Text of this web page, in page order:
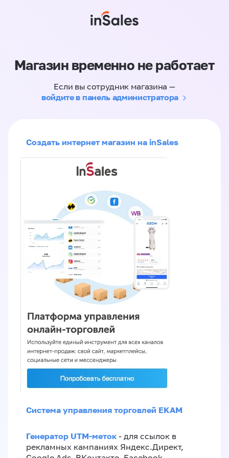
Магазин временно не работает
Если вы сотрудник магазина —
войдите в панель администратора
Создать интернет магазин на inSales
Система управления торговлей EKAM
Генератор UTM-меток - для ссылок в
рекламных кампаниях Яндекс.Директ,